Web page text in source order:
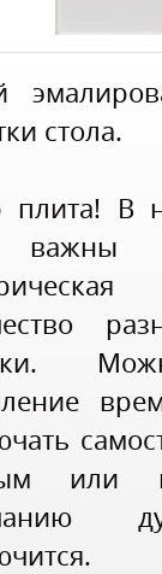
стола.
плита! В
важны
или